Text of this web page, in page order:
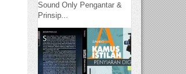
Sound Only Pengantar &
Prinsip...